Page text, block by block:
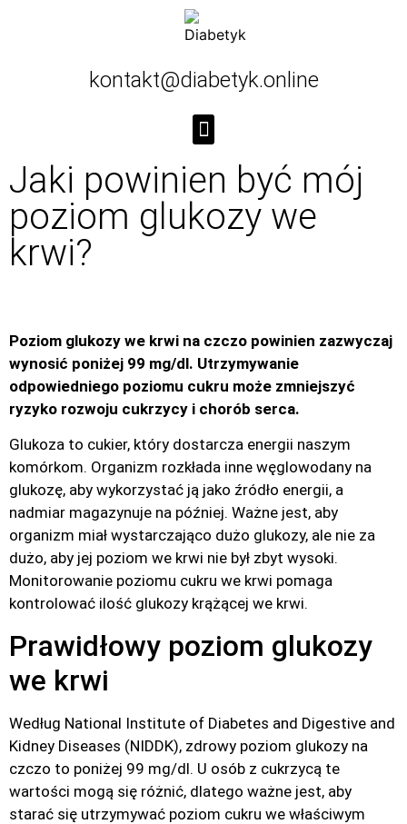
kontakt@diabetyk.online
Jaki powinien być mój
poziom glukozy we
krwi?
Poziom glukozy we krwi na czczo powinien zazwyczaj
wynosić poniżej 99 mg/dl. Utrzymywanie
odpowiedniego poziomu cukru może zmniejszyć
ryzyko rozwoju cukrzycy i chorób serca.
Glukoza to cukier, który dostarcza energii naszym
komórkom. Organizm rozkłada inne węglowodany na
glukozę, aby wykorzystać ją jako źródło energii, a
nadmiar magazynuje na później. Ważne jest, aby
organizm miał wystarczająco dużo glukozy, ale nie za
dużo, aby jej poziom we krwi nie był zbyt wysoki.
Monitorowanie poziomu cukru we krwi pomaga
kontrolować ilość glukozy krążącej we krwi.
Prawidłowy poziom glukozy
we krwi
Według National Institute of Diabetes and Digestive and
Kidney Diseases (NIDDK), zdrowy poziom glukozy na
czczo to poniżej 99 mg/dl. U osób z cukrzycą te
wartości mogą się różnić, dlatego ważne jest, aby
starać się utrzymywać poziom cukru we właściwym